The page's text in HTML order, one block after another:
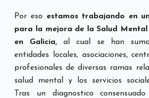
Poreso estamos trabajando en
para la mejora de la Sa lud
en Galicia, al cual se han
entidades loca les, asociaciones,
profesiona les de diversas ramas
sa lud mentaly los servicios socia
Tras un diagnosticoconsensuado